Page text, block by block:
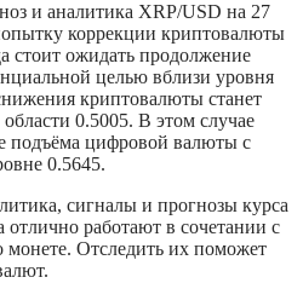
и аналитика XRP/USD на 27
коррекции криптовалюты
стоит ожидать продолжение
целью вблизи уровня
криптовалюты станет
0.5005. В этом случае
подъёма цифровой валюты с
0.5645.
сигналы и прогнозы курса
отлично работают в сочетании с
Отследить их поможет